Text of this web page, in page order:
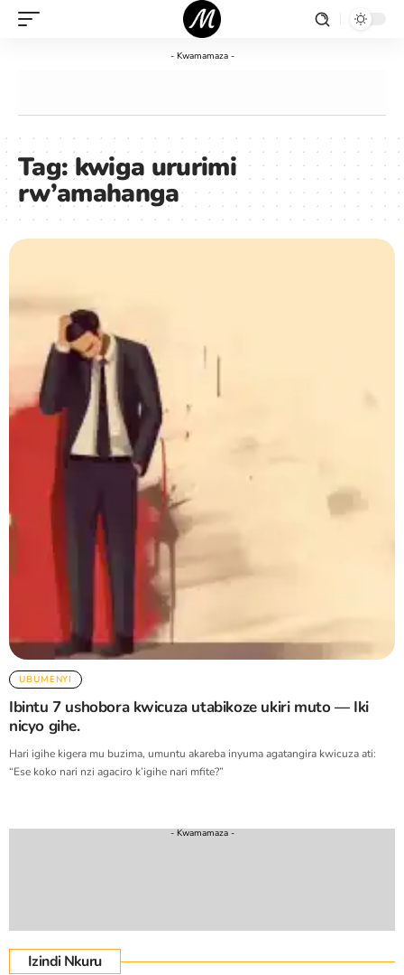
- Kwamamaza -
Tag:kwiga ururimi
rw’amahanga
UBUMENYI
Ibintu 7 ushobora kwicuza utabikoze ukiri muto — Iki
nicyo gihe.
Hari igihe kigera mu buzima, umuntu akareba inyuma agatangira kwicuza ati:
“Ese koko nari nzi agaciro k’igihe nari mfite?”
- Kwamamaza -
Izindi Nkuru